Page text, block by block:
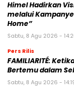
Himel Hadirkan
melalui
Home”
Sabtu, 8 Agu 2026 -
Pers Rilis
FAMILIARITÉ:
Bertemu dalam
Sabtu, 8 Agu 2026 -